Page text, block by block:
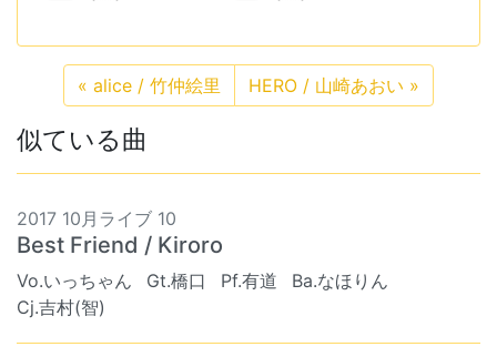
« alice / 竹仲絵里 HERO / 山崎あおい »
似ている曲
2017 10月ライブ 10
Best Friend / Kiroro
Vo.いっちゃん Gt.橋口 Pf.有道
Ba.なほりん
Cj.吉村(智)